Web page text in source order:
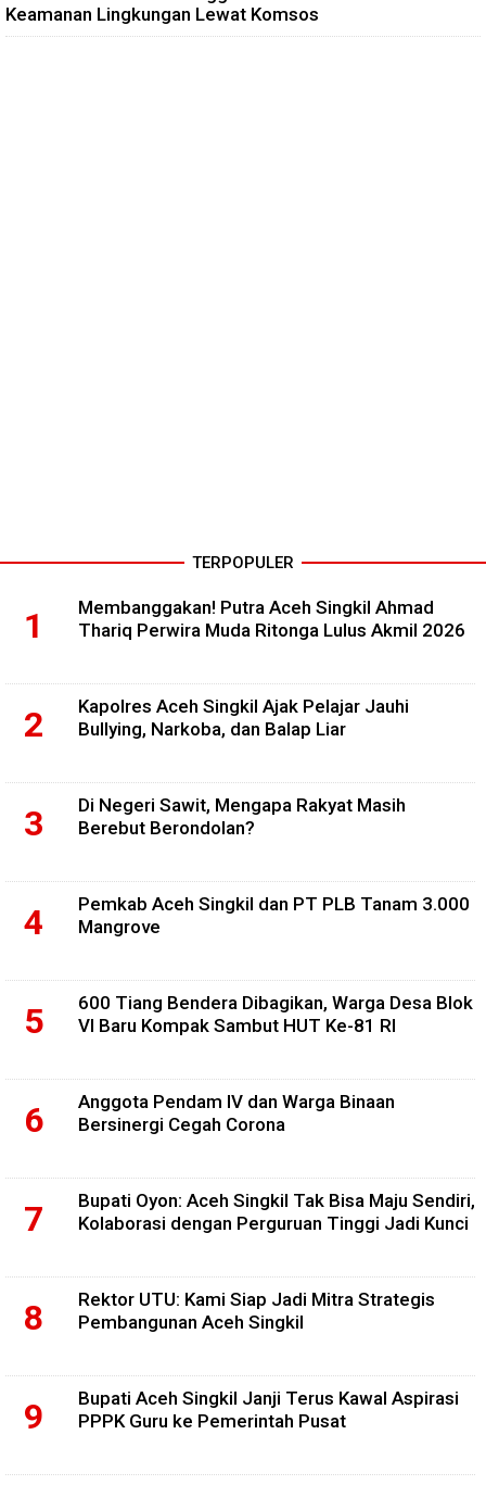
Keamanan Lingkungan Lewat Komsos
TERPOPULER
Membanggakan! Putra Aceh Singkil Ahmad
Thariq Perwira Muda Ritonga Lulus Akmil 2026
Kapolres Aceh Singkil Ajak Pelajar Jauhi
Bullying, Narkoba, dan Balap Liar
Di Negeri Sawit, Mengapa Rakyat Masih
Berebut Berondolan?
Pemkab Aceh Singkil dan PT PLB Tanam 3.000
Mangrove
600 Tiang Bendera Dibagikan, Warga Desa Blok
VI Baru Kompak Sambut HUT Ke-81 RI
Anggota Pendam IV dan Warga Binaan
Bersinergi Cegah Corona
Bupati Oyon: Aceh Singkil Tak Bisa Maju Sendiri,
Kolaborasi dengan Perguruan Tinggi Jadi Kunci
Rektor UTU: Kami Siap Jadi Mitra Strategis
Pembangunan Aceh Singkil
Bupati Aceh Singkil Janji Terus Kawal Aspirasi
PPPK Guru ke Pemerintah Pusat